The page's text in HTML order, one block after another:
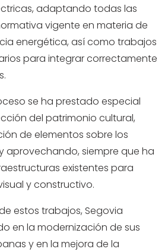
adaptando todas las
vigente en materia de
energética, así como trabajos
para integrar correctamente
se ha prestado especial
del patrimonio cultural,
de elementos sobre los
aprovechando, siempre que ha
existentes para
y constructivo.
estos trabajos, Segovia
en la modernización de sus
y en la mejora de la